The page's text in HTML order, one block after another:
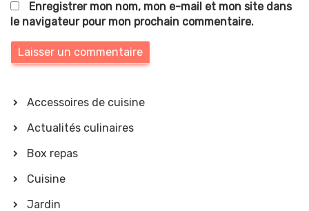
Enregistrer mon nom, mon e-mail et mon site dans
le navigateur pour mon prochain commentaire.
Accessoires de cuisine
Actualités culinaires
Box repas
Cuisine
Jardin